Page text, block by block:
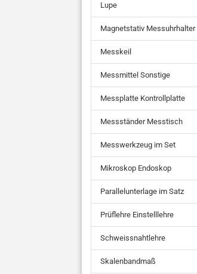
Lupe
Magnetstativ Messuhrhalter
Messkeil
Messmittel Sonstige
Messplatte Kontrollplatte
Messständer Messtisch
Messwerkzeug im Set
Mikroskop Endoskop
Parallelunterlage im Satz
Prüflehre Einstelllehre
Schweissnahtlehre
Skalenbandmaß